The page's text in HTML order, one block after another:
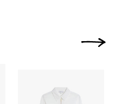
次の画像